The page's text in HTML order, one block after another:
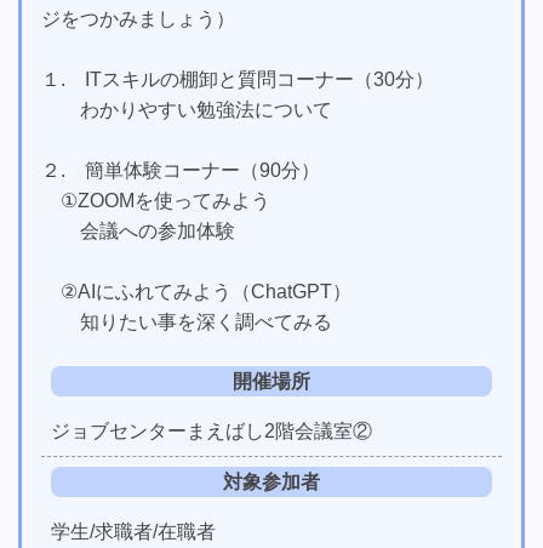
ジをつかみましょう）
１. ITスキルの棚卸と質問コーナー（30分）
わかりやすい勉強法について
２. 簡単体験コーナー（90分）
①ZOOMを使ってみよう
会議への参加体験
②AIにふれてみよう（ChatGPT）
知りたい事を深く調べてみる
開催場所
ジョブセンターまえばし2階会議室②
対象参加者
学生/求職者/在職者